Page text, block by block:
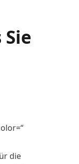
die